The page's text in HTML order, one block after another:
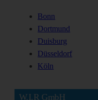
Bonn
Dortmund
Duisburg
Düsseldorf
Köln
W.I.R GmbH